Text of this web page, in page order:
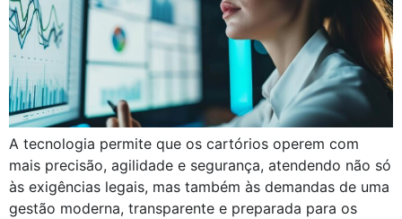
A tecnologia permite que os cartórios operem com
mais precisão, agilidade e segurança, atendendo não só
às exigências legais, mas também às demandas de uma
gestão moderna, transparente e preparada para os